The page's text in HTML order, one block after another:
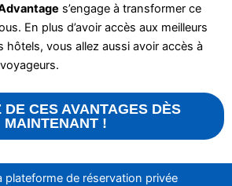
s’engage à transformer ce
En plus d’avoir accès aux meilleurs
hôtels, vous allez aussi avoir accès à
DE CES AVANTAGES DÈS
MAINTENANT !
plateforme de réservation privée